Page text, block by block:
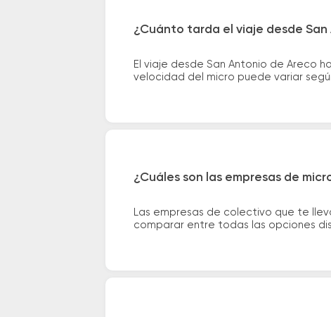
¿Cuánto tarda el viaje desde
El viaje desde San Antonio de Areco
velocidad del micro puede variar
¿Cuáles son las empresas de
Las empresas de colectivo que te
comparar entre todas las opciones